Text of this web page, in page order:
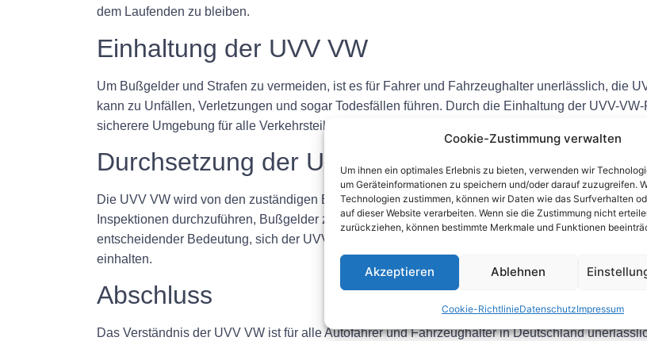
Cookie-Zustimmung verwalten
Um ihnen ein optimales Erlebnis zu bieten, verwenden wir
um Geräteinformationen zu speichern und/oder darauf zuzugreifen.
Technologien zustimmen, können wir Daten wie das Surfverhalten
auf dieser Website verarbeiten. Wenn sie die Zustimmung nicht
zurückziehen, können bestimmte Merkmale und Funktionen
Akzeptieren Ablehnen
Cookie-RichtlinieDatenschutzImpressum
dem Laufenden zu bleiben.
Einhaltung der UVV VW
Um Bußgelder und Strafen zu vermeiden, ist es für Fahrer und Fahrzeughalter unerlässlich, die
kann zu Unfällen, Verletzungen und sogar Todesfällen führen. Durch die Einhaltung der UVV-
sicherere Umgebung für alle Verkehrsteilnehmer zu schaffen.
Durchsetzung der UVV VW
Die UVV VW wird von den zuständigen Behörden in Deutschland, wie der Polizei und den
Inspektionen durchzuführen, Bußgelder zu verhängen und Lizenzen bei Nichteinhaltung der
entscheidender Bedeutung, sich der UVV VW bewusst zu sein und die notwendigen
einhalten.
Abschluss
Das Verständnis der UVV VW ist für alle Autofahrer und Fahrzeughalter in Deutschland